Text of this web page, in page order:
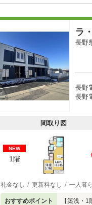
ラ
長野
長野
長野
間取り図
NEW
1階
礼金なし 更新料なし 一人暮
おすすめポイント 【築浅・